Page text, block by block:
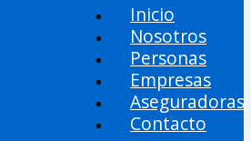
Inicio
Nosotros
Personas
Empresas
Aseguradoras
Contacto